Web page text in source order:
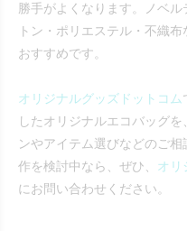
勝手がよくなります。ノベ
トン・ポリエステル・不織
おすすめです。
オリジナルグッズドットコム
したオリジナルエコバッグ
ンやアイテム選びなどのご
作を検討中なら、ぜひ、 オリ
にお問い合わせください。